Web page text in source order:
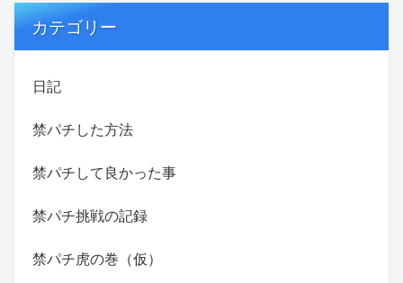
カテゴリー
日記
禁パチした方法
禁パチして良かった事
禁パチ挑戦の記録
禁パチ虎の巻（仮）